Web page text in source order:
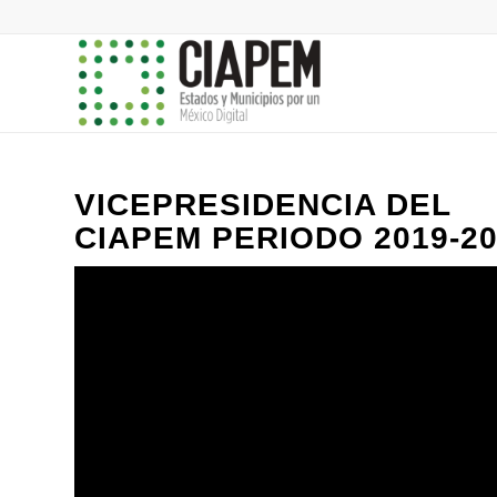
VICEPRESIDENCIA DEL
CIAPEM PERIODO 2019-